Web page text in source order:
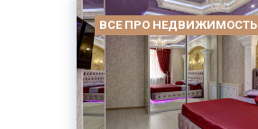
ВСЕ ПРО НЕДВИЖИМОСТЬ